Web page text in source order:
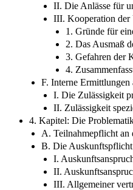
II. Die Anlässe für
III. Kooperation der
1. Gründe für
2. Das Ausmaß
3. Gefahren der
4.
F. Interne
I. Die Zulässigkeit
II. Zulässigkeit
4. Kapitel: Die
A. Teilnahmepflicht an
B. Die
I.
II.
III. Allgemeiner